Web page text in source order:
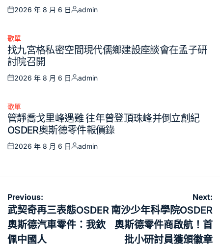
Posted
2026 年 8 月 6 日
Posted
admin
Posted
in
歌單
找九宮格私密空間現代儒鄉建設座談會在孟子研
討院召開
Posted
2026 年 8 月 6 日
Posted
admin
Posted
in
歌單
管靜喬戈里峰遇難 往年曾登頂珠峰并倒立創紀
OSDER奧斯德零件報價錄
Posted
2026 年 8 月 6 日
Posted
admin
文
章
導
覽
Previous:
武契奇再三表態OSDER
奧斯德汽車零件：我欽
佩中國人
Next:
南沙少年科學院OSDER
奧斯德零件商啟航！首
批小研討員獲頒徽章